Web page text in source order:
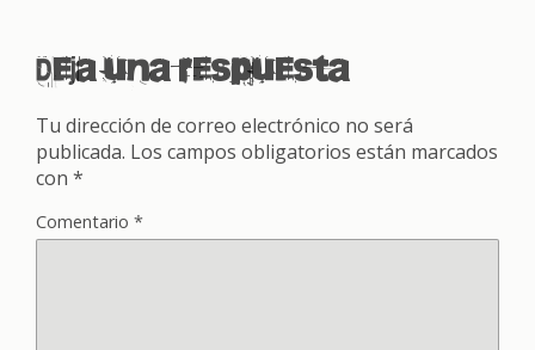
Deja una respuesta
Tu dirección de correo electrónico no será
publicada. Los campos obligatorios están marcados
con *
Comentario *